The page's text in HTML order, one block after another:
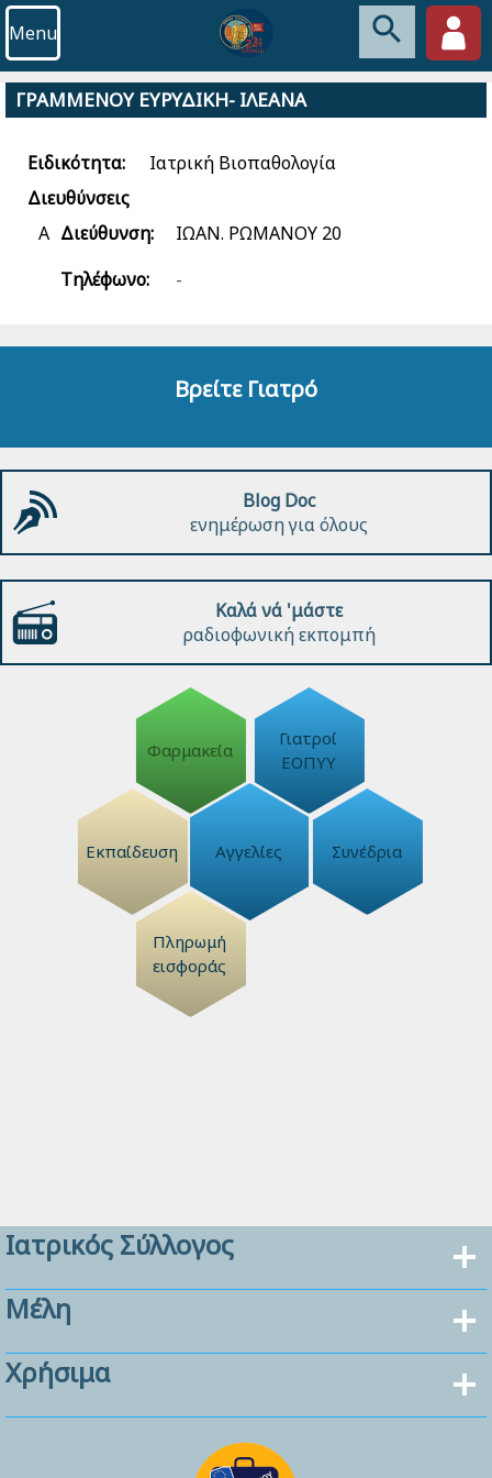
Menu
ΓΡΑΜΜΕΝΟΥ ΕΥΡΥΔΙΚΗ- ΙΛΕΑΝΑ
Ειδικότητα:
Ιατρική Βιοπαθολογία
Διευθύνσεις
Α Διεύθυνση:
ΙΩΑΝ. ΡΩΜΑΝΟΥ 20
Τηλέφωνο:
-
Βρείτε Γιατρό
Blog Doc
ενημέρωση για όλους
Καλά νά 'μάστε
ραδιοφωνική εκπομπή
Φαρμακεία
Γιατροί
ΕΟΠΥΥ
Εκπαίδευση Αγγελίες Συνέδρια
Πληρωμή
εισφοράς
Ιατρικός Σύλλογος
Μέλη
Χρήσιμα